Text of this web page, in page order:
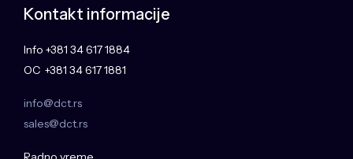
Kontakt informacije
Info +381 34 617 1884
OC +381 34 617 1881
info@dct.rs
sales@dct.rs